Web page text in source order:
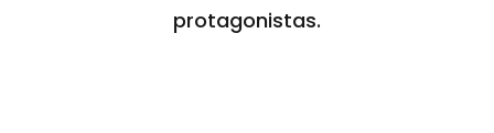
protagonistas.